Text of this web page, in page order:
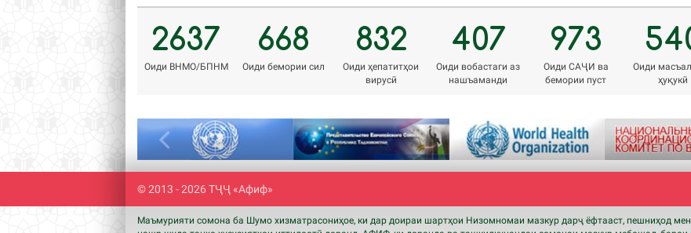
2637
Оиди ВНМО/БПНМ
668
Оиди бемории сил
832
Оиди ҳепатитҳои
вирусӣ
407
Оиди вобастаги аз
нашъаманди
973
Оиди САҶИ ва
бемории пуст
Оиди
ҳуқукӣ
Previous
© 2013 - 2026 ТҶҶ «Афиф»
Маъмурияти сомона ба Шумо хизматрасониҳое, ки дар доираи шартҳои Низомномаи мазкур дарҷ ёфтааст, пешниҳод